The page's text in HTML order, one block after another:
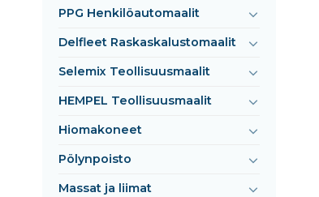
PPG Henkilöautomaalit
Delfleet Raskaskalustomaalit
Selemix Teollisuusmaalit
HEMPEL Teollisuusmaalit
Hiomakoneet
Pölynpoisto
Massat ja liimat